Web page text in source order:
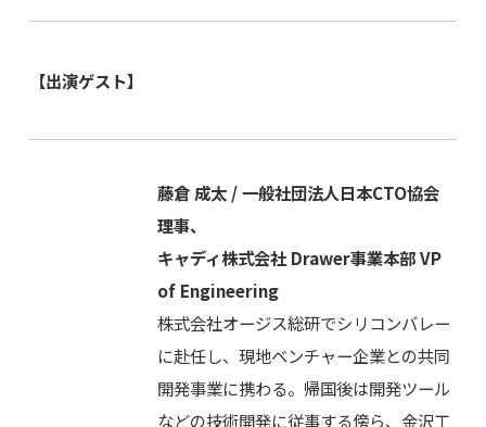
【出演ゲスト】
藤倉 成太 / 一般社団法人日本CTO協会
理事、
キャディ株式会社 Drawer事業本部 VP
of Engineering
株式会社オージス総研でシリコンバレー
に赴任し、現地ベンチャー企業との共同
開発事業に携わる。帰国後は開発ツール
などの技術開発に従事する傍ら、金沢工